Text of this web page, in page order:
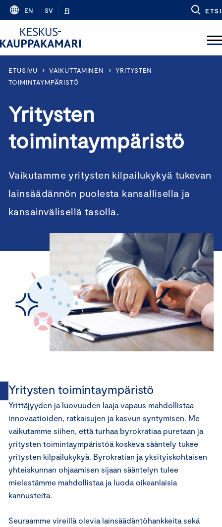
Skip
content
EN SV FI ETSI
ETUSIVU › VAIKUTTAMINEN › YRITYSTEN
TOIMINTAYMPÄRISTÖ
Yritysten
toimintaympäristö
Vaikutamme yritysten kilpailukykyä tukevan
lainsäädännön puolesta kansallisella ja
kansainvälisellä tasolla.
Yritysten toimintaympäristö
Yrittäjyyden ja luovuuden laaja vapaus mahdollistaa
innovaatioiden, ratkaisujen ja kasvun syntymisen. Me
vaikutamme siihen, että turhaa byrokratiaa puretaan ja
yritysten toimintaympäristöä koskeva sääntely tukee
yritysten kilpailukykyä. Byrokratian ja yksityiskohtaisen
yhteiskunnan ohjaamisen sijaan sääntelyn tulee
mielestämme mahdollistaa ja luoda oikeanlaisia
kannusteita.
Seuraamme vireillä olevia lainsäädäntöhankkeita sekä